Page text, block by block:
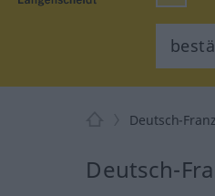
Deutsch-
Deutsch-